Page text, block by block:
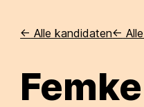
<- Alle kandidaten<-
Femke